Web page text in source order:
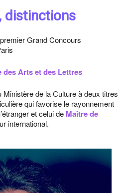
distinctions
Grand Concours
des Arts et des Lettres
Ministère de la Culture à deux titres
qui favorise le rayonnement
et celui de Maître de
international.